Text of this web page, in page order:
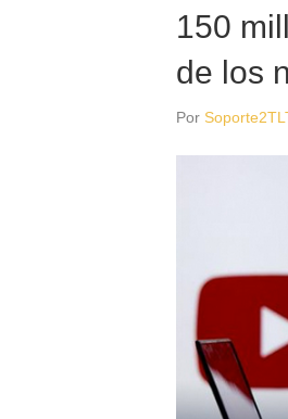
150
de los
Por